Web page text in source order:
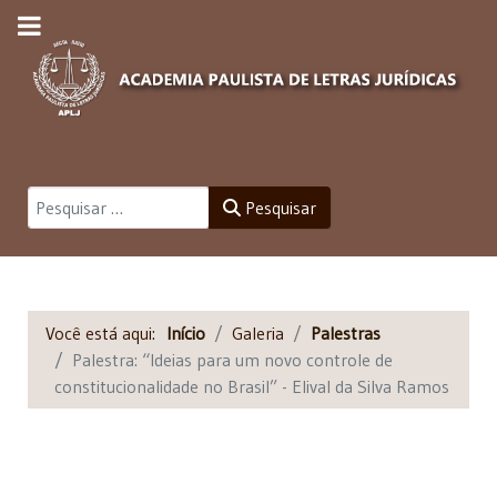
Pesquisar Pesquisar
Você está aqui: Início Galeria
Palestras
Palestra: “Ideias para um novo controle de
constitucionalidade no Brasil” - Elival da Silva Ramos